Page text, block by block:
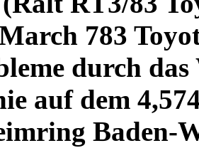
783
durch
auf dem
Baden-